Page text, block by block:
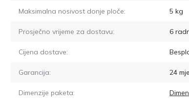
Maksimalna nosivost donje ploče: 5 kg
Prosječno vrijeme za dostavu: 6
Cijena dostave:
Garancija: 24
Dimenzije paketa: